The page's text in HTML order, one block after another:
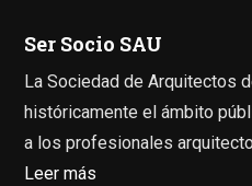
Ser Socio SAU
La Sociedad de Arquitectos
históricamente el ámbito
a los profesionales
Leer más